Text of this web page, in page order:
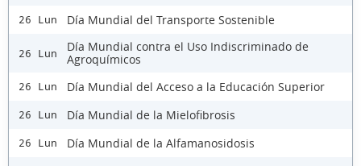
26 Lun Día Mundial del Transporte Sostenible
26 Lun
Día Mundial contra el Uso Indiscriminado de
Agroquímicos
26 Lun Día Mundial del Acceso a la Educación Superior
26 Lun Día Mundial de la Mielofibrosis
26 Lun Día Mundial de la Alfamanosidosis